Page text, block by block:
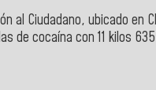
al Ciudadano, ubicado en
de cocaína con 11 kilos